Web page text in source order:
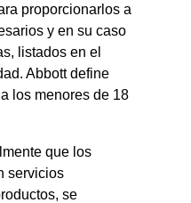
proporcionarlos a
y en su caso
listados en el
Abbott define
los menores de 18
que los
servicios
se